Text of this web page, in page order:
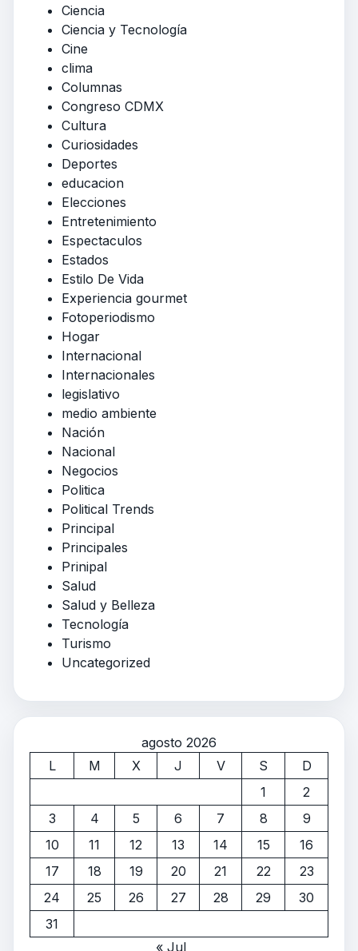
Ciencia
Ciencia y Tecnología
Cine
clima
Columnas
Congreso CDMX
Cultura
Curiosidades
Deportes
educacion
Elecciones
Entretenimiento
Espectaculos
Estados
Estilo De Vida
Experiencia gourmet
Fotoperiodismo
Hogar
Internacional
Internacionales
legislativo
medio ambiente
Nación
Nacional
Negocios
Politica
Political Trends
Principal
Principales
Prinipal
Salud
Salud y Belleza
Tecnología
Turismo
Uncategorized
agosto 2026
L
M X J V S
D
1
2
3
4 5 6 7 8
9
10
11 12 13 14 15
16
17
18 19 20 21 22
23
24
25 26 27 28 29
30
31
« Jul